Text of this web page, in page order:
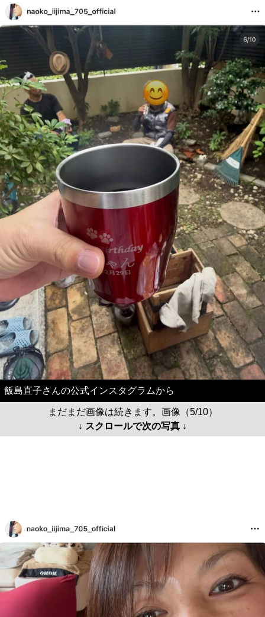
飯島直子さんの公式インスタグラムから
まだまだ画像は続きます。画像（5/10）
↓ スクロールで次の写真 ↓